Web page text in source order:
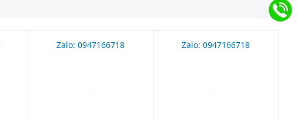
Zalo: 0947166718 Zalo: 0947166718